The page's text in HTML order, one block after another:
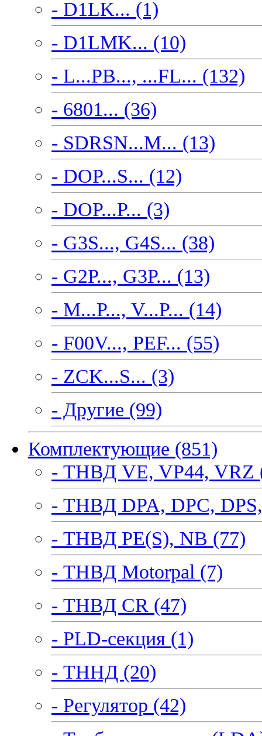
- D1LK... (1)
- D1LMK... (10)
- L...PB..., ...FL... (132)
- 6801... (36)
- SDRSN...M... (13)
- DOP...S... (12)
- DOP...P... (3)
- G3S..., G4S... (38)
- G2P..., G3P... (13)
- M...P..., V...P... (14)
- F00V..., PEF... (55)
- ZCK...S... (3)
- Другие (99)
Комплектующие (851)
- ТНВД VE, VP44, VRZ
- ТНВД DPA, DPC,
- ТНВД PE(S), NB (77)
- ТНВД Motorpal (7)
- ТНВД CR (47)
- PLD-секция (1)
- ТННД (20)
- Регулятор (42)